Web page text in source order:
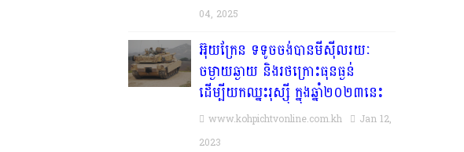
04, 2025
អ៊ុយក្រែន ទទូចចង់បានមីស៊ីលរយៈ
ចម្ងាយឆ្ងាយ និងរថក្រោះធុនធ្ងន់
ដើម្បីយកឈ្នះរុស្ស៉ី ក្នុងឆ្នាំ២០២៣នេះ
www.kohpichtvonline.com.kh
Jan 12,
2023